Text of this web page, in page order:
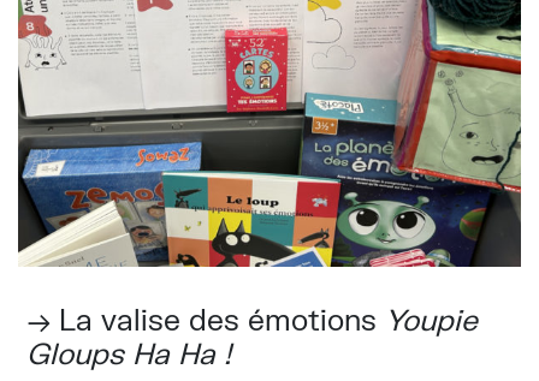
→ La valise des émotions Youpie
Gloups Ha Ha !